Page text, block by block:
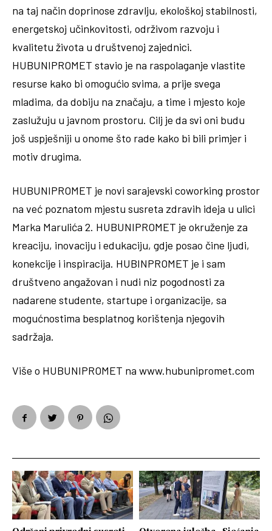
na taj način doprinose zdravlju, ekološkoj stabilnosti,
energetskoj učinkovitosti, održivom razvoju i
kvalitetu života u društvenoj zajednici.
HUBUNIPROMET stavio je na raspolaganje vlastite
resurse kako bi omogućio svima, a prije svega
mladima, da dobiju na značaju, a time i mjesto koje
zaslužuju u javnom prostoru. Cilj je da svi oni budu
još uspješniji u onome što rade kako bi bili primjer i
motiv drugima.
HUBUNIPROMET je novi sarajevski coworking prostor
na već poznatom mjestu susreta zdravih ideja u ulici
Marka Marulića 2. HUBUNIPROMET je okruženje za
kreaciju, inovaciju i edukaciju, gdje posao čine ljudi,
konekcije i inspiracija. HUBINPROMET je i sam
društveno angažovan i nudi niz pogodnosti za
nadarene studente, startupe i organizacije, sa
mogućnostima besplatnog korištenja njegovih
sadržaja.
Više o HUBUNIPROMET na www.hubunipromet.com